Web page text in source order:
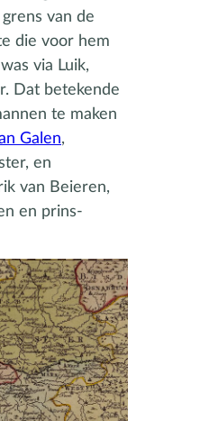
van de
die voor hem
via Luik,
Dat betekende
te maken
Galen,
en
van Beieren,
en prins-